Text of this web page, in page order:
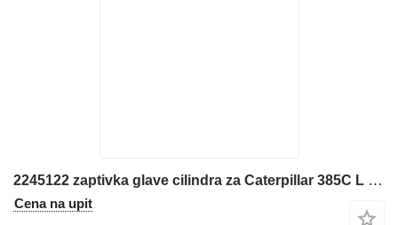
2245122 zaptivka glave cilindra za Caterpillar 385C L 336F 365C L 385C L MH 374D L 374D 385C FS 385C bagera
Cena na upit